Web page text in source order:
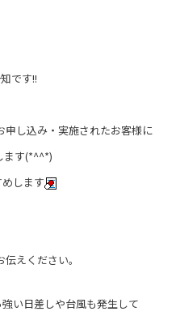
です!!
申し込み・実施されたお客様に
ます(*^^*)
します
えください。
い日差しや台風も発生して